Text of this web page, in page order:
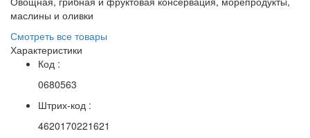
маслины и оливки
Смотреть все товары
Характеристики
Код :
0680563
Штрих-код :
4620170221621